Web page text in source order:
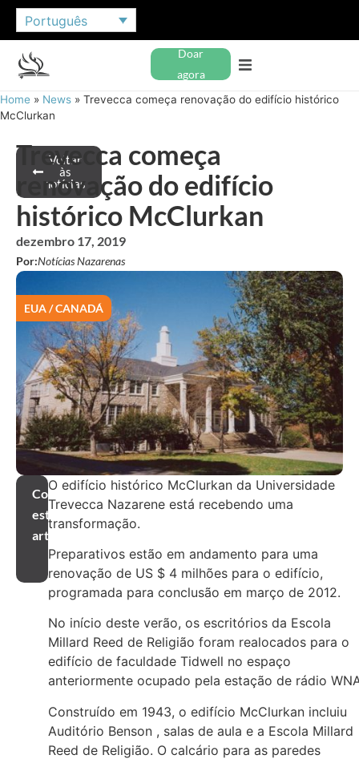
Português
Doar
agora
Home » News » Trevecca começa renovação do edifício histórico
McClurkan
Voltar
às
notícias
Trevecca começa
renovação do edifício
histórico McClurkan
dezembro 17, 2019
Por:Notícias Nazarenas
EUA / CANADÁ
Compartilhar
este
artigo
O edifício histórico McClurkan da Universidade
Trevecca Nazarene está recebendo uma
transformação.
Preparativos estão em andamento para uma
renovação de US $ 4 milhões para o edifício,
programada para conclusão em março de 2012.
No início deste verão, os escritórios da Escola
Millard Reed de Religião foram realocados para o
edifício de faculdade Tidwell no espaço
anteriormente ocupado pela estação de rádio
Construído em 1943, o edifício McClurkan incluiu
Auditório Benson , salas de aula e a Escola Millard
Reed de Religião. O calcário para as paredes